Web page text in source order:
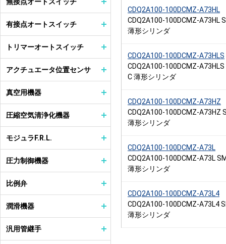
CDQ2A100-100DCMZ-A73HL
CDQ2A100-100DCMZ-A73HL
薄形シリンダ
CDQ2A100-100DCMZ-A73HLS
CDQ2A100-100DCMZ-A73HLS
C 薄形シリンダ
CDQ2A100-100DCMZ-A73HZ
CDQ2A100-100DCMZ-A73HZ
薄形シリンダ
CDQ2A100-100DCMZ-A73L
CDQ2A100-100DCMZ-A73L
薄形シリンダ
CDQ2A100-100DCMZ-A73L4
CDQ2A100-100DCMZ-A73L4
薄形シリンダ
有接点オートスイッチ
トリマーオートスイッチ
アクチュエータ位置センサ
真空用機器
圧縮空気清浄化機器
モジュラF.R.L.
圧力制御機器
比例弁
潤滑機器
汎用管継手